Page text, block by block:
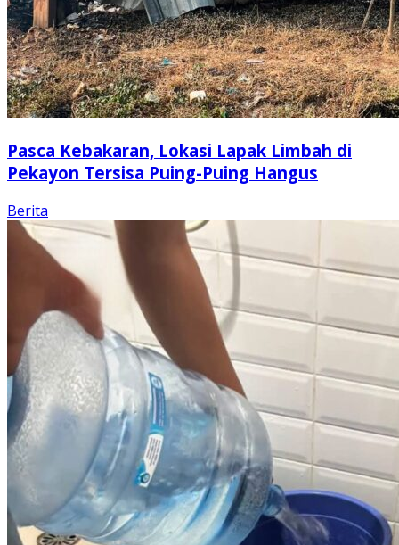
Pasca Kebakaran, Lokasi Lapak Limbah di
Pekayon Tersisa Puing-Puing Hangus
Berita